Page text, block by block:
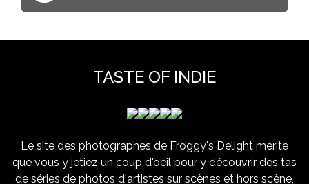
TASTE OF INDIE
Le site des photographes de Froggy's Delight mérite
que vous y jetiez un coup d'oeil pour y découvrir des tas
de séries de photos d'artistes sur scènes et hors scène,